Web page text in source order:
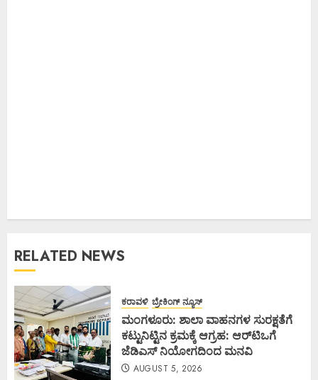
RELATED NEWS
ಕರಾವಳಿ ಬ್ರೇಕಿಂಗ್ ನ್ಯೂಸ್
ಮಂಗಳೂರು: ಶಾಲಾ ವಾಹನಗಳ ಸುರಕ್ಷತೆಗೆ
ಕಟ್ಟುನಿಟ್ಟಿನ ಕ್ರಮಕ್ಕೆ ಆಗ್ರಹ: ಆರ್‌ಟಿಒಗೆ
ಜೆಡಿಎಸ್ ನಿಯೋಗದಿಂದ ಮನವಿ
AUGUST 5, 2026